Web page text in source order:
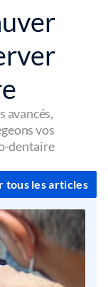
avancés,
vos
dentaire
tous les articles